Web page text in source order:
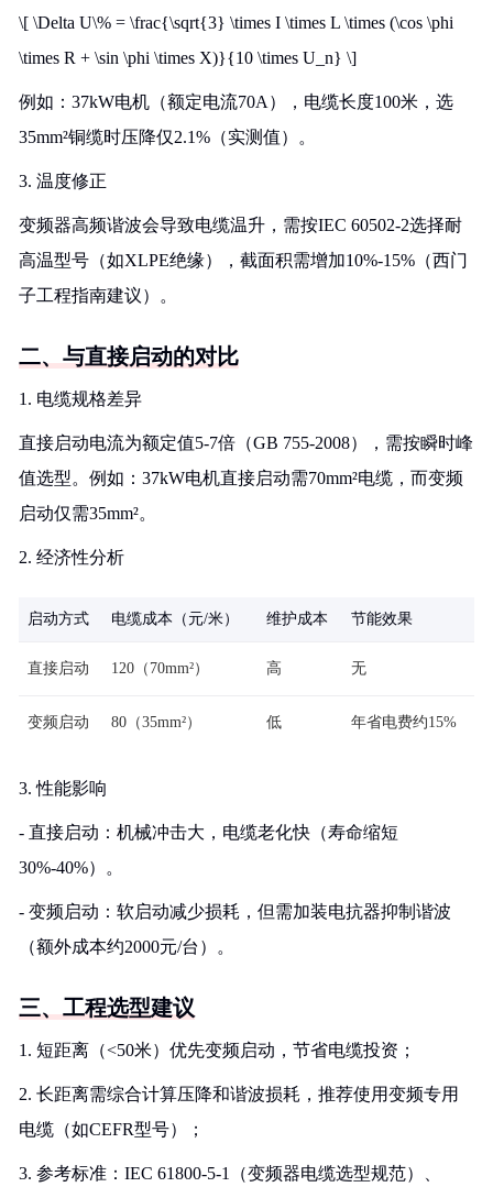
\[ \Delta U\% = \frac{\sqrt{3} \times I \times L \times (\cos \phi
\times R + \sin \phi \times X)}{10 \times U_n} \]
例如：37kW电机（额定电流70A），电缆长度100米，选
35mm²铜缆时压降仅2.1%（实测值）。
3. 温度修正
变频器高频谐波会导致电缆温升，需按IEC 60502-2选择耐
高温型号（如XLPE绝缘），截面积需增加10%-15%（西门
子工程指南建议）。
二、与直接启动的对比
1. 电缆规格差异
直接启动电流为额定值5-7倍（GB 755-2008），需按瞬时峰
值选型。例如：37kW电机直接启动需70mm²电缆，而变频
启动仅需35mm²。
2. 经济性分析
启动方式 电缆成本（元/米） 维护成本 节能效果
直接启动 120（70mm²） 高 无
变频启动 80（35mm²） 低 年省电费约15%
3. 性能影响
- 直接启动：机械冲击大，电缆老化快（寿命缩短
30%-40%）。
- 变频启动：软启动减少损耗，但需加装电抗器抑制谐波
（额外成本约2000元/台）。
三、工程选型建议
1. 短距离（<50米）优先变频启动，节省电缆投资；
2. 长距离需综合计算压降和谐波损耗，推荐使用变频专用
电缆（如CEFR型号）；
3. 参考标准：IEC 61800-5-1（变频器电缆选型规范）、